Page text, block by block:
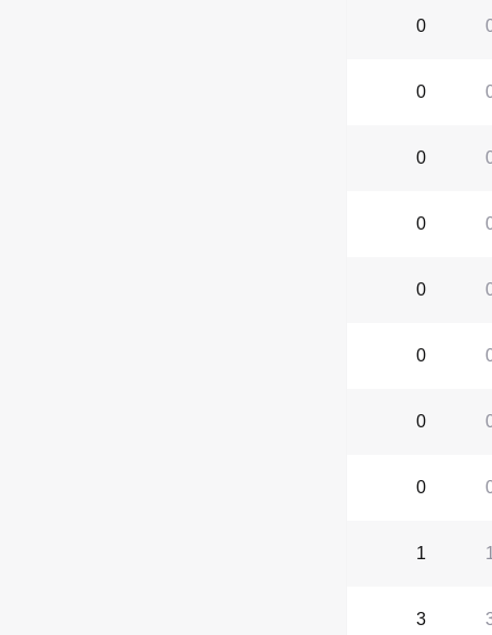
0
0
0
0
0
0
0
0
1
1
3